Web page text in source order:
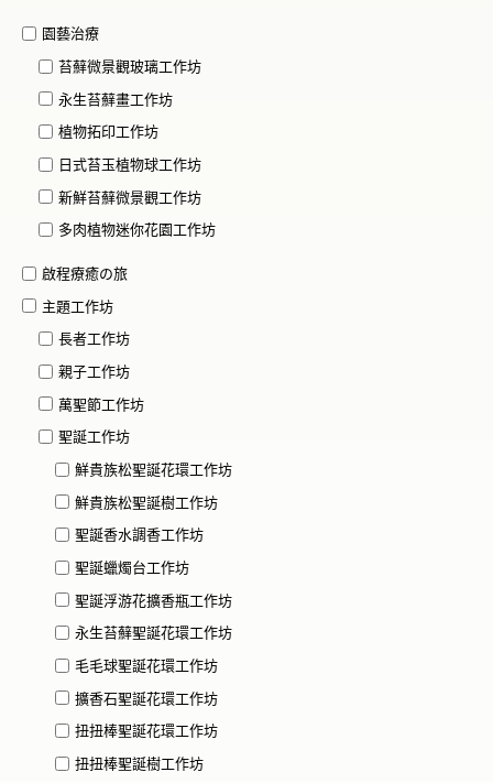
園藝治療
苔蘚微景觀玻璃工作坊
永生苔蘚畫工作坊
植物拓印工作坊
日式苔玉植物球工作坊
新鮮苔蘚微景觀工作坊
多肉植物迷你花園工作坊
啟程療癒の旅
主題工作坊
長者工作坊
親子工作坊
萬聖節工作坊
聖誕工作坊
鮮貴族松聖誕花環工作坊
鮮貴族松聖誕樹工作坊
聖誕香水調香工作坊
聖誕蠟燭台工作坊
聖誕浮游花擴香瓶工作坊
永生苔蘚聖誕花環工作坊
毛毛球聖誕花環工作坊
擴香石聖誕花環工作坊
扭扭棒聖誕花環工作坊
扭扭棒聖誕樹工作坊